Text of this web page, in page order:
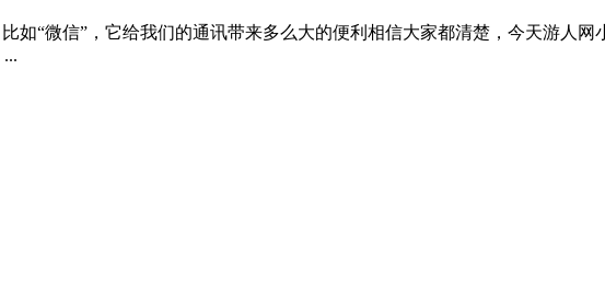
如“微信”，它给我们的通讯带来多么大的便利相信大家都清楚，今天游人